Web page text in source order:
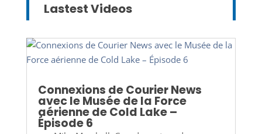
Lastest Videos
Connexions de Courier News
avec le Musée de la Force
aérienne de Cold Lake –
Épisode 6